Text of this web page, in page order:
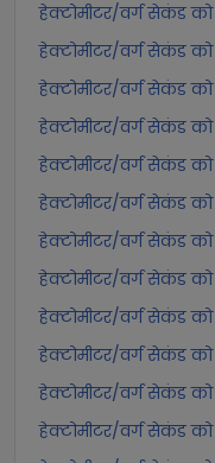
हेक्टोमीटर/वर्ग सेकंड
हेक्टोमीटर/वर्ग सेकंड
हेक्टोमीटर/वर्ग सेकंड
हेक्टोमीटर/वर्ग सेकंड
हेक्टोमीटर/वर्ग सेकंड
हेक्टोमीटर/वर्ग सेकंड
हेक्टोमीटर/वर्ग सेकंड
हेक्टोमीटर/वर्ग सेकंड
हेक्टोमीटर/वर्ग सेकंड
हेक्टोमीटर/वर्ग सेकंड
हेक्टोमीटर/वर्ग सेकंड
हेक्टोमीटर/वर्ग सेकंड